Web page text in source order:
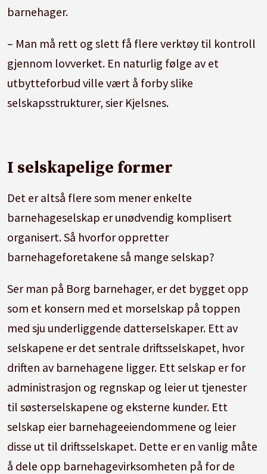
barnehager.
– Man må rett og slett få flere verktøy til kontroll
gjennom lovverket. En naturlig følge av et
utbytteforbud ville vært å forby slike
selskapsstrukturer, sier Kjelsnes.
I selskapelige former
Det er altså flere som mener enkelte
barnehageselskap er unødvendig komplisert
organisert. Så hvorfor oppretter
barnehageforetakene så mange selskap?
Ser man på Borg barnehager, er det bygget opp
som et konsern med et morselskap på toppen
med sju underliggende datterselskaper. Ett av
selskapene er det sentrale driftsselskapet, hvor
driften av barnehagene ligger. Ett selskap er for
administrasjon og regnskap og leier ut tjenester
til søsterselskapene og eksterne kunder. Ett
selskap eier barnehageeiendommene og leier
disse ut til driftsselskapet. Dette er en vanlig måte
å dele opp barnehagevirksomheten på for de